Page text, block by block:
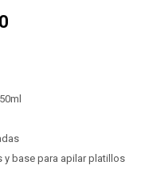
base para apilar platillos